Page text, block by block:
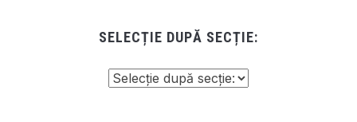
SELECȚIE DUPĂ SECȚIE: